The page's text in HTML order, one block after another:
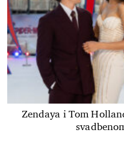
Zendaya i Tom